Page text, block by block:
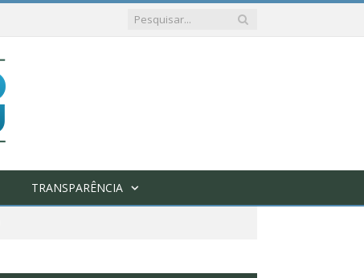
TRANSPARÊNCIA